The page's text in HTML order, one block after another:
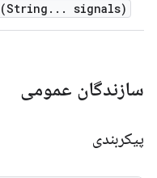
(String . . . signals)
سازندگان عمومی
پیکربندی